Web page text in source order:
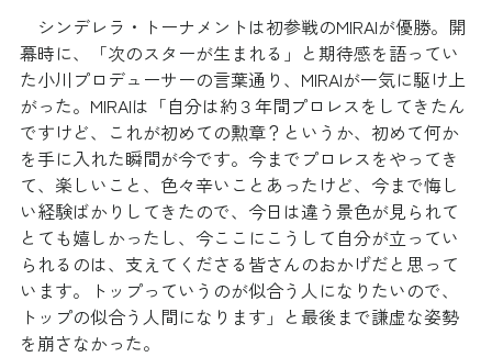
シンデレラ・トーナメントは初参戦のMIRAIが優勝。開
幕時に、「次のスターが生まれる」と期待感を語ってい
た小川プロデューサーの言葉通り、MIRAIが一気に駆け上
がった。MIRAIは「自分は約３年間プロレスをしてきたん
ですけど、これが初めての勲章？というか、初めて何か
を手に入れた瞬間が今です。今までプロレスをやってき
て、楽しいこと、色々辛いことあったけど、今まで悔し
い経験ばかりしてきたので、今日は違う景色が見られて
とても嬉しかったし、今ここにこうして自分が立ってい
られるのは、支えてくださる皆さんのおかげだと思って
います。トップっていうのが似合う人になりたいので、
トップの似合う人間になります」と最後まで謙虚な姿勢
を崩さなかった。